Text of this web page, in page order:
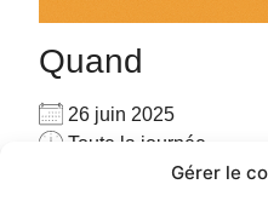
Gérer le
Quand
26 juin 2025
Toute la journée
Ajouter au